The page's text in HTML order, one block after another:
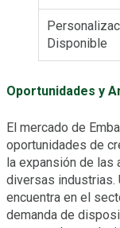
Disponible
Oportunidades y
El mercado de
oportunidades de
la expansión de las
diversas industrias.
encuentra en el
demanda de